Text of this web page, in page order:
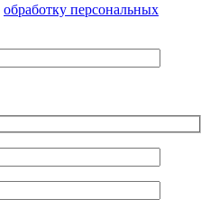
обработку персональных